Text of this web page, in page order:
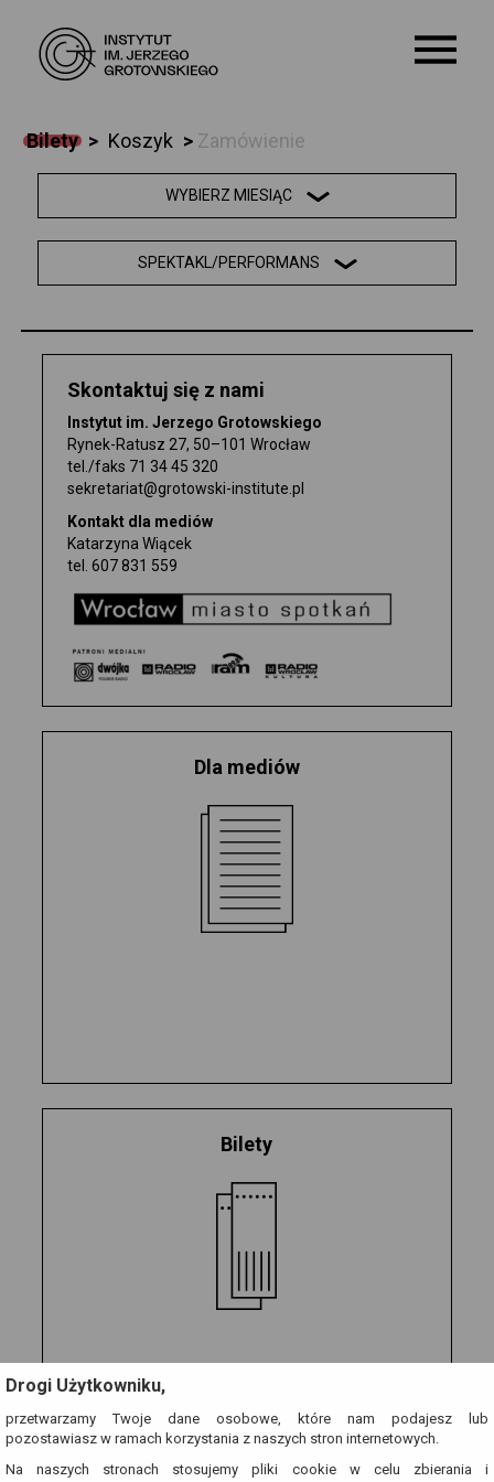
O NAS
KALENDARIUM
WARSZTATY
EDUKACJA
SZKOŁA
ARCHIWUM
WYDAWNICTWO
BILETY
Bilety > Koszyk > Zamówienie
WYBIERZ MIESIĄC
SPEKTAKL/PERFORMANS
Skontaktuj się z nami
Instytut im. Jerzego Grotowskiego
Rynek-Ratusz 27, 50–101 Wrocław
tel./faks 71 34 45 320
sekretariat@grotowski-institute.pl
Kontakt dla mediów
Katarzyna Wiącek
tel.607 831 559
Dla mediów
Bilety
Drogi Użytkowniku,
przetwarzamy Twoje dane osobowe, które nam podajesz lub
pozostawiasz w ramach korzystania z naszych stron internetowych.
Na naszych stronach stosujemy pliki cookie w celu zbierania i